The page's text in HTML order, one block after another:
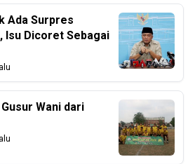
Ada Surpres
Isu Dicoret Sebagai
Wani dari